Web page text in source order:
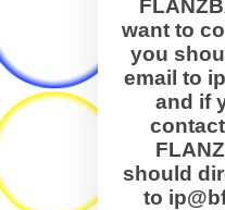
want to
you
email to
and if
should
to